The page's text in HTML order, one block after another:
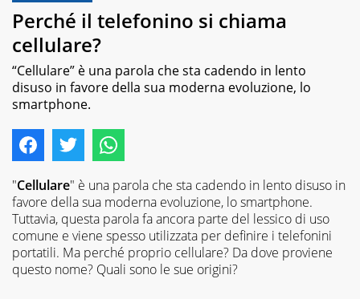
Perché il telefonino si chiama
cellulare?
“Cellulare” è una parola che sta cadendo in lento
disuso in favore della sua moderna evoluzione, lo
smartphone.
"Cellulare" è una parola che sta cadendo in lento disuso in
favore della sua moderna evoluzione, lo smartphone.
Tuttavia, questa parola fa ancora parte del lessico di uso
comune e viene spesso utilizzata per definire i telefonini
portatili. Ma perché proprio cellulare? Da dove proviene
questo nome? Quali sono le sue origini?